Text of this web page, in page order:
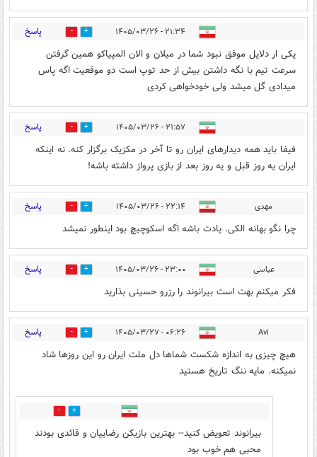
۲۱:۳۴ - ۱۴۰۵/۰۳/۲۶ 1 پاسخ
یکی ار دلایل موفق نبود شما در میلان و الان المپیاکو همین گرفتن
سرعت تیم با نگه داشتن بیش از حد توپ است دو موقعیت اگه پاس
میدادی گل میشد ولی خودخواهی کردی
۲۱:۵۷ - ۱۴۰۵/۰۳/۲۶ 1 پاسخ
فیفا باید همه دیدارهای ایران رو تا آخر در مکزیک برگزار کنه. نه اینکه
ایران یه روز قبل و یه روز بعد از بازی پرواز داشته باشه!
مهدی ۲۲:۱۴ - ۱۴۰۵/۰۳/۲۶ 3 پاسخ
چرا نگو بهانه الکی. یادت باشه اگه اسکوچیچ بود اینطور نمیشد
عباسی ۲۳:۰۰ - ۱۴۰۵/۰۳/۲۶ 4 پاسخ
فکر میکنم بهت است بیرانوند را رزرو حسینی بذارید
Avi ۰۶:۲۶ - ۱۴۰۵/۰۳/۲۷ 15 پاسخ
هیچ چیزی به اندازه شکست شماها دل ملت ایران رو این روزها شاد
نمیکنه. مایه ننگ تاریخ هستید
0
بیرانوند تعویض کنید-- بهترین بازیکن رضاییان و قائدی بودند
محبی هم خوب بود